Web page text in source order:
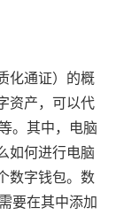
化通证）的概
资产，可以代
。其中，电脑
如何进行电脑
数字钱包。数
要在其中添加